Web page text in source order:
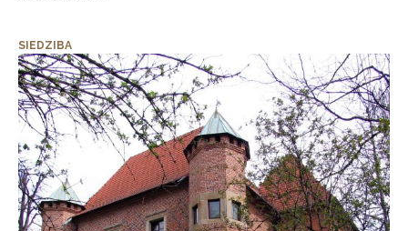
SIEDZIBA